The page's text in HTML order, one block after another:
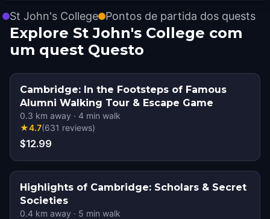
St John's College Pontos de partida dos quests
Explore St John's College com
um quest Questo
Cambridge: In the Footsteps of Famous
Alumni Walking Tour & Escape Game
0.3 km away · 4 min walk
★4.7(631 reviews)
$12.99
Highlights of Cambridge: Scholars & Secret
Societies
0.4 km away · 5 min walk